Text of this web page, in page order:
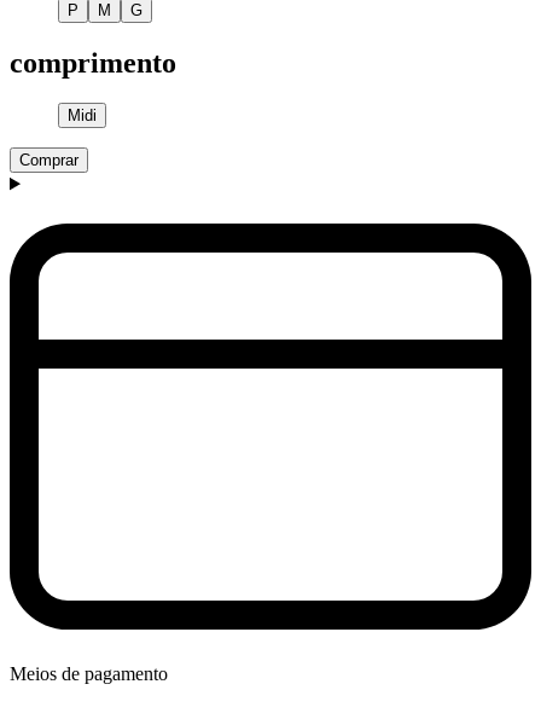
P M G
comprimento
Midi
Comprar
Meios de pagamento